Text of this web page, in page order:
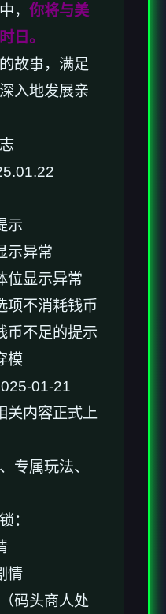
， 你将与美
日。
故事，满足
入地发展亲
示
示异常
位显示异常
项不消耗钱币
币不足的提示
模
01-21
关内容正式上
专属玩法、
：
情
码头商人处